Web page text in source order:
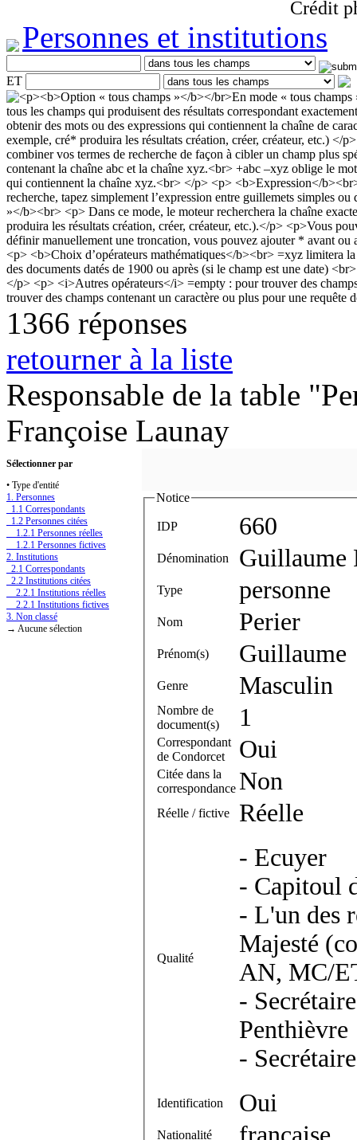
Crédit
Personnes et institutions
ET
1366 réponses
retourner à la liste
Responsable de la table
Françoise Launay
Sélectionner par
• Type d'entité
1. Personnes
1.1 Correspondants
1.2 Personnes citées
1.2.1 Personnes réelles
1.2.1 Personnes fictives
2. Institutions
2.1 Correspondants
2.2 Institutions citées
2.2.1 Institutions réelles
2.2.1 Institutions fictives
3. Non classé
→ Aucune sélection
Notice
IDP 660
Dénomination Guillaume
Type personne
Nom Perier
Prénom(s) Guillaume
Genre Masculin
Nombre de
document(s)
1
Correspondant
de Condorcet
Oui
Citée dans la
correspondance Non
Réelle / fictive Réelle
Qualité
- Ecuyer
- Capitoul
- L'un des
Majesté
AN, MC/
-
Penthièvre
-
Identification Oui
Nationalité